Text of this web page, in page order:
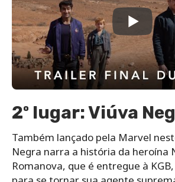
2º lugar: Viúva
Também lançado pela Marvel
Negra narra a história da heroína
Romanova, que é entregue à